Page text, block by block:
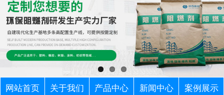
网站首页 关于我们 产品中心 新闻中心 案例展示